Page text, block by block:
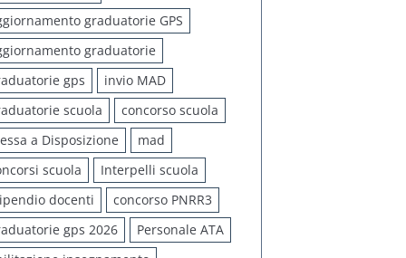
graduatorie GPS
graduatorie
gps
invio MAD
scuola
concorso scuola
a Disposizione
mad
scuola
Interpelli scuola
docenti
concorso PNRR3
gps 2026
Personale ATA